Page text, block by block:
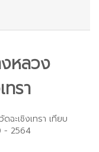
หลวง
รา
ะเชิงเทรา เทียบ
- 2564